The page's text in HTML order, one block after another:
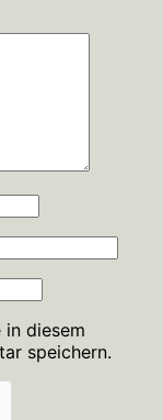
in diesem
speichern.